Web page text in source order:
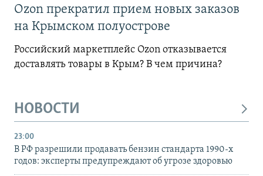
Ozon прекратил прием новых заказов
на Крымском полуострове
Российский маркетплейс Ozon отказывается
доставлять товары в Крым? В чем причина?
НОВОСТИ
23:00
В РФ разрешили продавать бензин стандарта 1990-х
годов: эксперты предупреждают об угрозе здоровью